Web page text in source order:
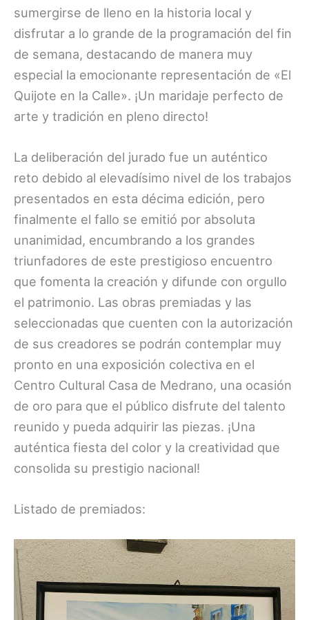
sumergirse de lleno en la historia local y
disfrutar a lo grande de la programación del fin
de semana, destacando de manera muy
especial la emocionante representación de «El
Quijote en la Calle». ¡Un maridaje perfecto de
arte y tradición en pleno directo!
La deliberación del jurado fue un auténtico
reto debido al elevadísimo nivel de los trabajos
presentados en esta décima edición, pero
finalmente el fallo se emitió por absoluta
unanimidad, encumbrando a los grandes
triunfadores de este prestigioso encuentro
que fomenta la creación y difunde con orgullo
el patrimonio. Las obras premiadas y las
seleccionadas que cuenten con la autorización
de sus creadores se podrán contemplar muy
pronto en una exposición colectiva en el
Centro Cultural Casa de Medrano, una ocasión
de oro para que el público disfrute del talento
reunido y pueda adquirir las piezas. ¡Una
auténtica fiesta del color y la creatividad que
consolida su prestigio nacional!
Listado de premiados: